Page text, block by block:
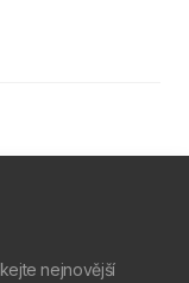
nejnovější